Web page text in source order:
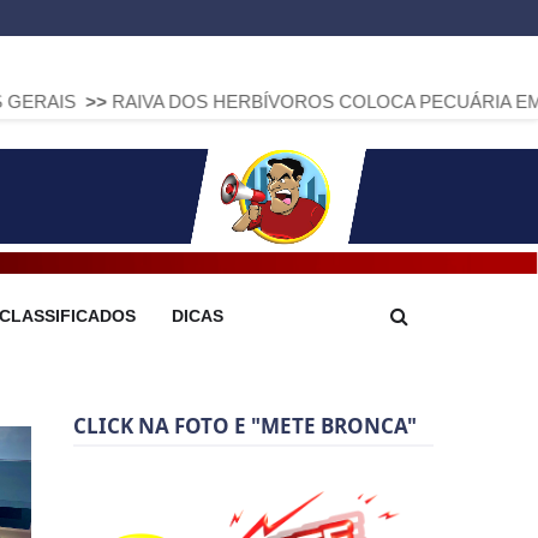
DOS HERBÍVOROS COLOCA PECUÁRIA EM ALERTA:
CLASSIFICADOS DICAS
CLICK NA FOTO E "METE BRONCA"